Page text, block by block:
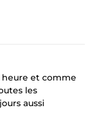
et comme
les
aussi